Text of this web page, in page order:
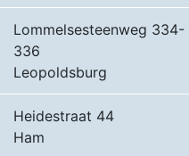
Lommelsesteenweg 334-
336
Leopoldsburg
Heidestraat 44
Ham